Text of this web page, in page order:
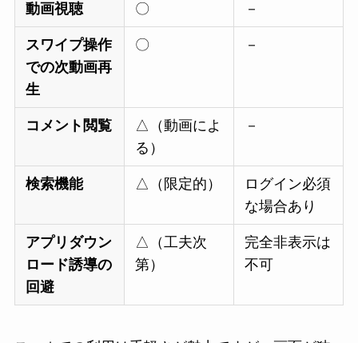
動画視聴 〇 －
スワイプ操作
での次動画再
生
〇 －
コメント閲覧
△（動画によ
る）
－
検索機能 △（限定的）
ログイン必須
な場合あり
アプリダウン
ロード誘導の
回避
△（工夫次
第）
完全非表示は
不可